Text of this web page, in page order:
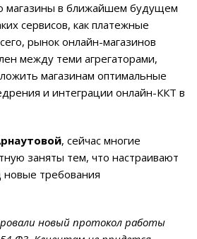
магазины в ближайшем будущем
сервисов, как платежные
рынок онлайн-магазинов
между теми агрегаторами,
магазинам оптимальные
и интеграции онлайн-ККТ в
, сейчас многие
заняты тем, что настраивают
новые требования
новый протокол работы